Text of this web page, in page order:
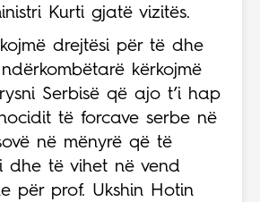
Kurti gjatë vizitës.
drejtësi për të dhe
kërkojmë
Serbisë që ajo t’i hap
të forcave serbe në
në mënyrë që të
dhe të vihet në vend
për prof. Ukshin Hotin